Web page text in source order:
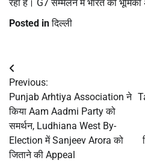
रहा है। G7 सम्मेलन में भारत की
Posted inदिल्ली
Post
navigation
Previous:
Punjab Arhtiya Association ने
किया Aam Aadmi Party को
समर्थन, Ludhiana West By-
Election में Sanjeev Arora को
जिताने की Appeal